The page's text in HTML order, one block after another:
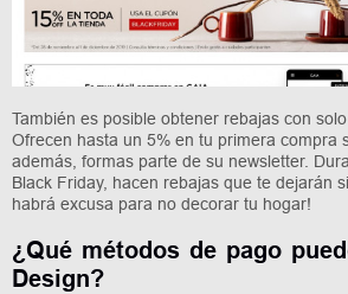
También es posible obtener rebajas con
Ofrecen hasta un 5% en tu primera compra
además, formas parte de su newsletter.
Black Friday, hacen rebajas que te dejarán
habrá excusa para no decorar tu hogar!
¿Qué métodos de pago
Design?